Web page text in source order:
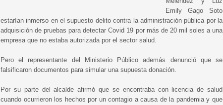
Emily Gago Soto
estarían inmerso en el supuesto delito contra la administración pública por la
adquisición de pruebas para detectar Covid 19 por más de 20 mil soles a una
empresa que no estaba autorizada por el sector salud.
Pero el representante del Ministerio Público además denunció que se
falsificaron documentos para simular una supuesta donación.
Por su parte del alcalde afirmó que se encontraba con licencia de salud
cuando ocurrieron los hechos por un contagio a causa de la pandemia y que